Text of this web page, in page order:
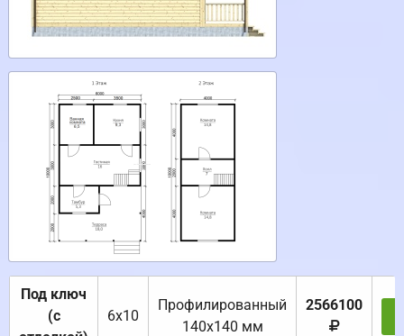
Под ключ
(с
6х10
Профилированный
140х140 мм
2566100